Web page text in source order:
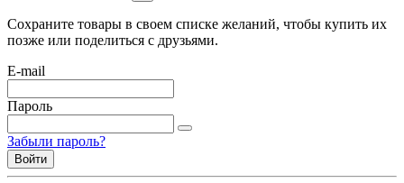
Сохраните товары в своем списке желаний, чтобы купить их
позже или поделиться с друзьями.
E-mail
Пароль
Забыли пароль?
Войти